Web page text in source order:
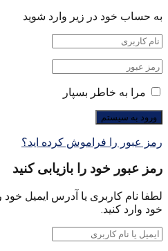
به حساب خود در زیر وارد شوید
مرا به خاطر بسپار
رمز عبور را فراموش کرده اید؟
رمز عبور خود را بازیابی کنید
لطفا نام کاربری یا آدرس ایمیل خود
خود وارد کنید.